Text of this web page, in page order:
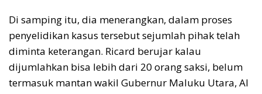
Di samping itu, dia menerangkan, dalam proses
penyelidikan kasus tersebut sejumlah pihak telah
diminta keterangan. Ricard berujar kalau
dijumlahkan bisa lebih dari 20 orang saksi, belum
termasuk mantan wakil Gubernur Maluku Utara, Al